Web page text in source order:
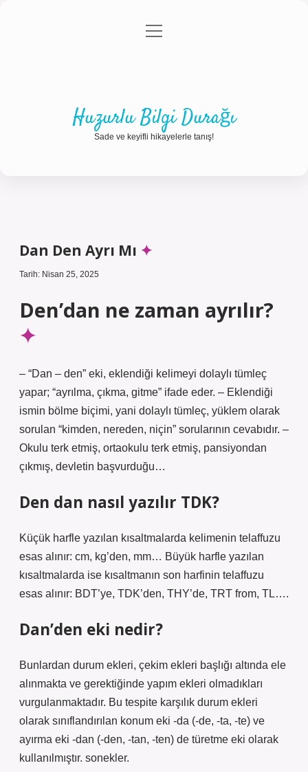
Gizlilik Politikası
menüyü
Huzurlu Bilgi Durağı
Sade ve keyifli hikayelerle tanış!
Dan Den Ayrı Mı
Tarih: Nisan 25, 2025
Den’dan ne zaman ayrılır?
– “Dan – den” eki, eklendiği kelimeyi dolaylı tümleç
yapar; “ayrılma, çıkma, gitme” ifade eder. – Eklendiği
ismin bölme biçimi, yani dolaylı tümleç, yüklem olarak
sorulan “kimden, nereden, niçin” sorularının cevabıdır. –
Okulu terk etmiş, ortaokulu terk etmiş, pansiyondan
çıkmış, devletin başvurduğu…
Den dan nasıl yazılır TDK?
Küçük harfle yazılan kısaltmalarda kelimenin telaffuzu
esas alınır: cm, kg’den, mm… Büyük harfle yazılan
kısaltmalarda ise kısaltmanın son harfinin telaffuzu
esas alınır: BDT’ye, TDK’den, THY’de, TRT from, TL….
Dan’den eki nedir?
Bunlardan durum ekleri, çekim ekleri başlığı altında ele
alınmakta ve gerektiğinde yapım ekleri olmadıkları
vurgulanmaktadır. Bu tespite karşılık durum ekleri
olarak sınıflandırılan konum eki -da (-de, -ta, -te) ve
ayırma eki -dan (-den, -tan, -ten) de türetme eki olarak
kullanılmıştır. sonekler.